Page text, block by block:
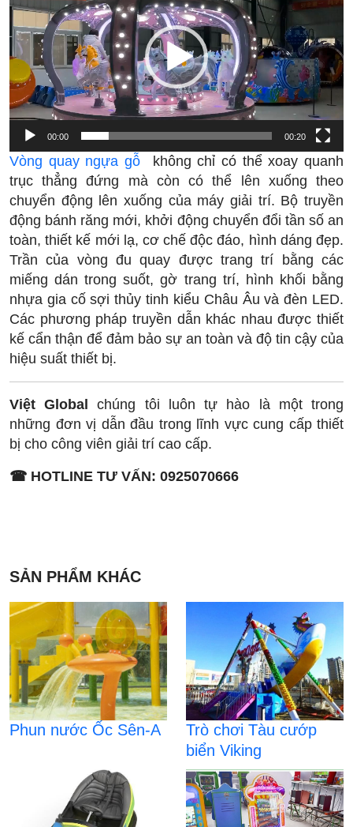
Video
00:00 00:20
Vòng quay ngựa gỗ không chỉ có thể xoay quanh
trục thẳng đứng mà còn có thể lên xuống theo
chuyển động lên xuống của máy giải trí. Bộ truyền
động bánh răng mới, khởi động chuyển đổi tần số an
toàn, thiết kế mới lạ, cơ chế độc đáo, hình dáng đẹp.
Trần của vòng đu quay được trang trí bằng các
miếng dán trong suốt, gờ trang trí, hình khối bằng
nhựa gia cố sợi thủy tinh kiểu Châu Âu và đèn LED.
Các phương pháp truyền dẫn khác nhau được thiết
kế cẩn thận để đảm bảo sự an toàn và độ tin cậy của
hiệu suất thiết bị.
Việt Global chúng tôi luôn tự hào là một trong
những đơn vị dẫn đầu trong lĩnh vực cung cấp thiết
bị cho công viên giải trí cao cấp.
☎ HOTLINE TƯ VẤN: 0925070666
SẢN PHẨM KHÁC
Phun nước Ốc Sên-A
Trò chơi Tàu cướp
biển Viking